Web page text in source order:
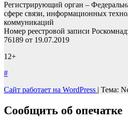
Регистрирующий орган –
сфере связи, информационных
коммуникаций
Номер реестровой записи
76189 от 19.07.2019
12+
#
Сайт работает на WordPress | Тема:
Сообщить об опечатке